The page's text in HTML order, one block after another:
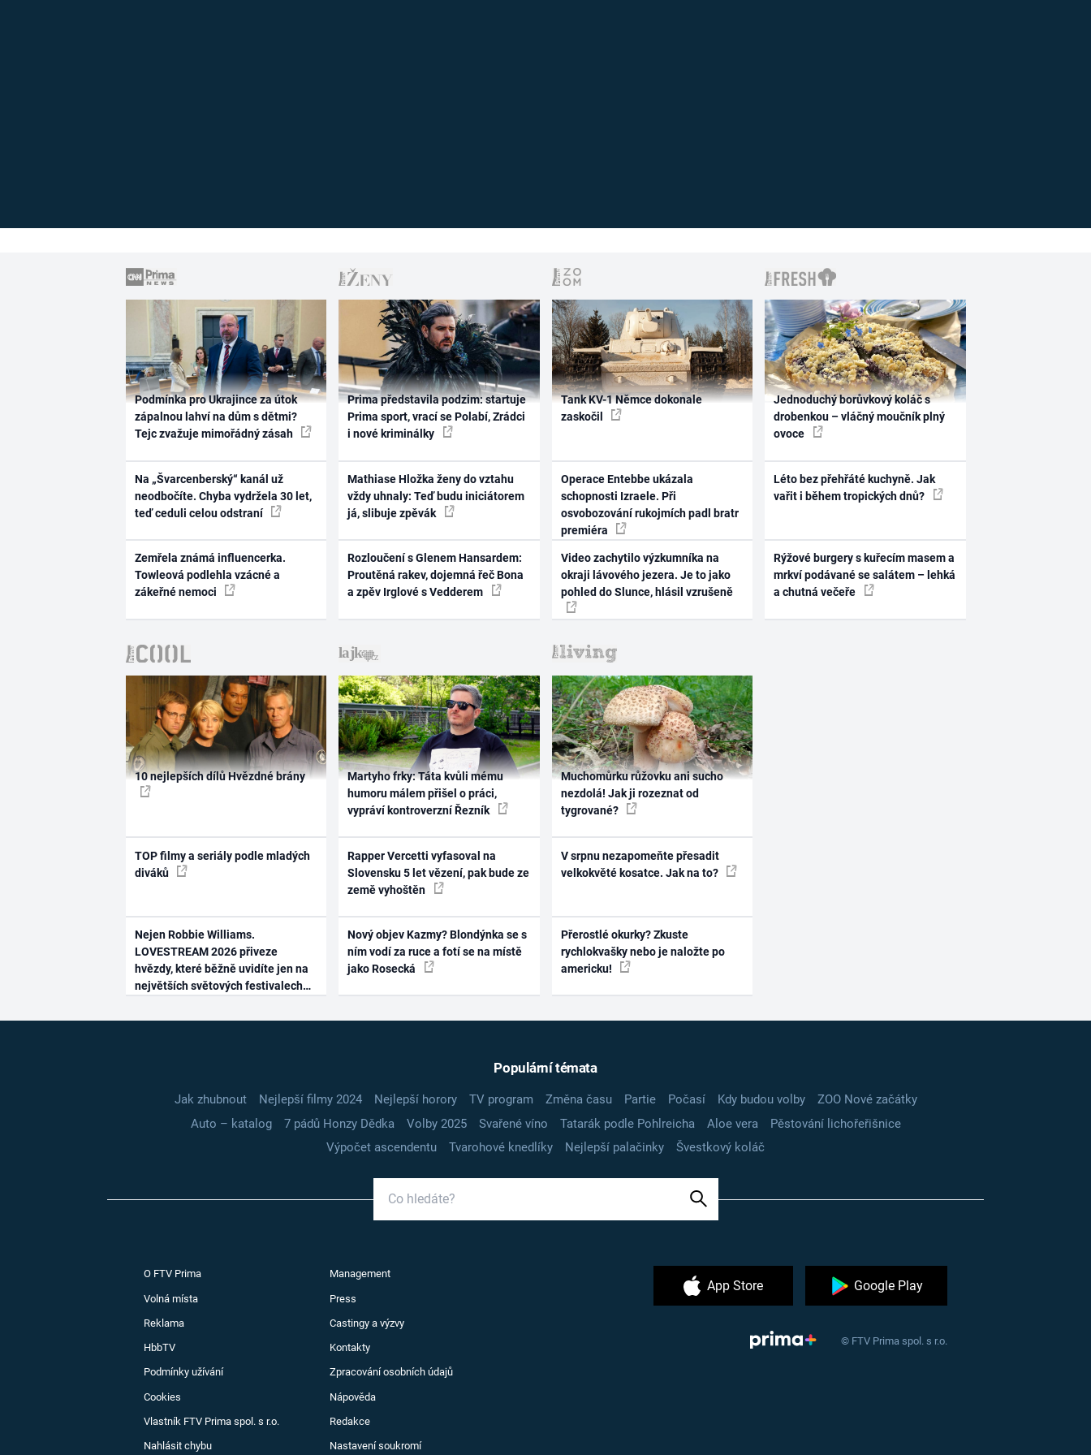
Podmínka pro Ukrajince za útok
zápalnou lahví na dům s dětmi?
Tejc zvažuje mimořádný zásah
Na „Švarcenberský“ kanál už
neodbočíte. Chyba vydržela 30 let,
teď ceduli celou odstraní
Zemřela známá influencerka.
Towleová podlehla vzácné a
zákeřné nemoci
Prima představila podzim: startuje
Prima sport, vrací se Polabí, Zrádci
i nové kriminálky
Mathiase Hložka ženy do vztahu
vždy uhnaly: Teď budu iniciátorem
já, slibuje zpěvák
Rozloučení s Glenem Hansardem:
Proutěná rakev, dojemná řeč Bona
a zpěv Irglové s Vedderem
Tank KV-1 Němce dokonale
zaskočil
Operace Entebbe ukázala
schopnosti Izraele. Při
osvobozování rukojmích padl bratr
premiéra
Video zachytilo výzkumníka na
okraji lávového jezera. Je to jako
pohled do Slunce, hlásil vzrušeně
Jednoduchý borůvkový koláč s
drobenkou – vláčný moučník plný
ovoce
Léto bez přehřáté kuchyně. Jak
vařit i během tropických dnů?
Rýžové burgery s kuřecím masem a
mrkví podávané se salátem – lehká
a chutná večeře
10 nejlepších dílů Hvězdné brány
TOP filmy a seriály podle mladých
diváků
Nejen Robbie Williams.
LOVESTREAM 2026 přiveze
hvězdy, které běžně uvidíte jen na
největších světových festivalech
Martyho frky: Táta kvůli mému
humoru málem přišel o práci,
vypráví kontroverzní Řezník
Rapper Vercetti vyfasoval na
Slovensku 5 let vězení, pak bude ze
země vyhoštěn
Nový objev Kazmy? Blondýnka se s
ním vodí za ruce a fotí se na místě
jako Rosecká
Muchomůrku růžovku ani sucho
nezdolá! Jak ji rozeznat od
tygrované?
V srpnu nezapomeňte přesadit
velkokvěté kosatce. Jak na to?
Přerostlé okurky? Zkuste
rychlokvašky nebo je naložte po
americku!
Populární témata
Jak zhubnout Nejlepší filmy 2024 Nejlepší horory TV program Změna času Partie Počasí Kdy budou volby
ZOO Nové začátky
Auto – katalog
7 pádů Honzy Dědka Volby 2025 Svařené víno Tatarák podle Pohlreicha Aloe vera
Pěstování lichořeřišnice
Výpočet ascendentu
Tvarohové knedlíky Nejlepší palačinky Švestkový koláč
O FTV Prima Management
Volná místa Press
Reklama Castingy a výzvy
HbbTV Kontakty
Podmínky užívání Zpracování osobních údajů
Cookies Nápověda
Vlastník FTV Prima spol. s r.o. Redakce
Nahlásit chybu Nastavení soukromí
App Store Google Play
© FTV Prima spol. s r.o.